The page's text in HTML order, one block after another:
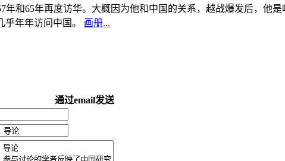
年和65年再度访华。大概因为他和中国的关系，越战爆发后，他
乎年年访问中国。 画册...
通过email发送